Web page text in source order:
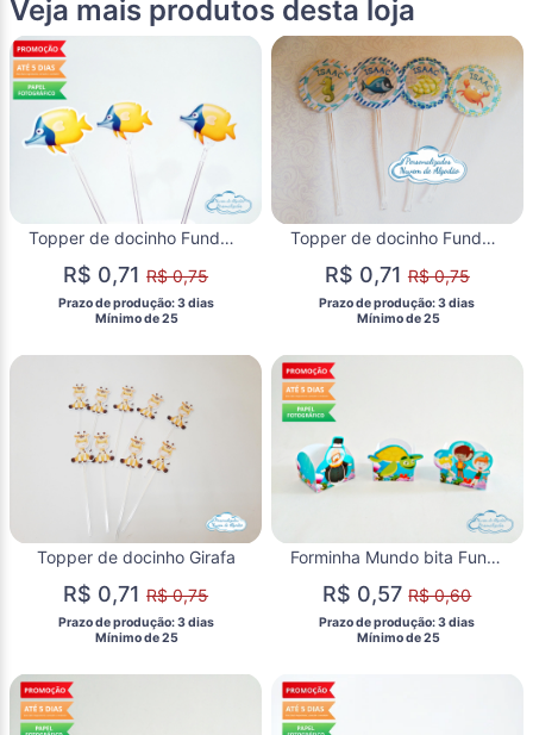
Veja mais produtos desta loja
Topper de docinho Fundo do Mar - Peixe
R$ 0,71R$ 0,75
Prazo de produção: 3 dias
  Mínimo de 25
Topper de docinho Fundo do Mar
R$ 0,71R$ 0,75
Prazo de produção: 3 dias
  Mínimo de 25
Topper de docinho Girafa
R$ 0,71R$ 0,75
Prazo de produção: 3 dias
  Mínimo de 25
Forminha Mundo bita Fundo do Mar
R$ 0,57R$ 0,60
Prazo de produção: 3 dias
  Mínimo de 25